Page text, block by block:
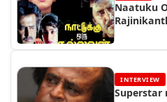
Naatuku
INTERVIEW
Superstar